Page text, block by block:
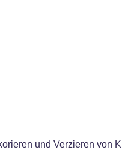
und Verzieren von